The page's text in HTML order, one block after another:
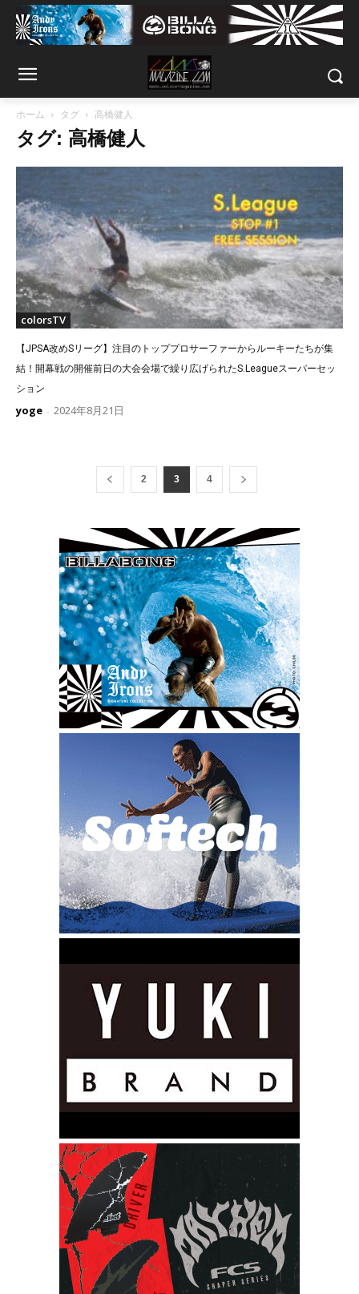
ホーム タグ 高橋健人
タグ: 高橋健人
colorsTV
【JPSA改めSリーグ】注目のトッププロサーファーからルーキーたちが集
結！開幕戦の開催前日の大会会場で繰り広げられたS.Leagueスーパーセッ
ション
yoge - 2024年8月21日
2 3 4